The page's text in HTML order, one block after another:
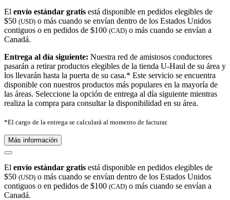
El envío estándar gratis está disponible en pedidos elegibles de
$50 (USD) o más cuando se envían dentro de los Estados Unidos
contiguos o en pedidos de $100 (CAD) o más cuando se envían a
Canadá.
Entrega al día siguiente: Nuestra red de amistosos conductores
pasarán a retirar productos elegibles de la tienda U-Haul de su área y
los llevarán hasta la puerta de su casa.* Este servicio se encuentra
disponible con nuestros productos más populares en la mayoría de
las áreas. Seleccione la opción de entrega al día siguiente mientras
realiza la compra para consultar la disponibilidad en su área.
*El cargo de la entrega se calculará al momento de facturar.
Más información
El envío estándar gratis está disponible en pedidos elegibles de
$50 (USD) o más cuando se envían dentro de los Estados Unidos
contiguos o en pedidos de $100 (CAD) o más cuando se envían a
Canadá.